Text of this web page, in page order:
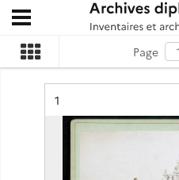
Archives diplomatiques
Ouvrir le menu déroulant
Page
Résultat n°
1